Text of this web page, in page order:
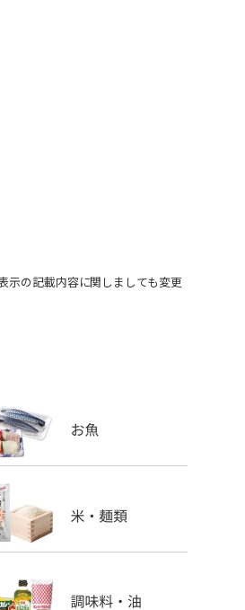
示の記載内容に関しましても変更